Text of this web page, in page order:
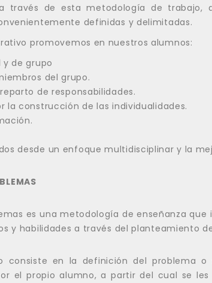
través de esta metodología de trabajo,
definidas y delimitadas.
promovemos en nuestros alumnos:
y de grupo
del grupo.
de responsabilidades.
la construcción de las individualidades.
desde un enfoque multidisciplinar y la
es una metodología de enseñanza
y habilidades a través del planteamiento
consiste en la definición del problema
el propio alumno, a partir del cual se